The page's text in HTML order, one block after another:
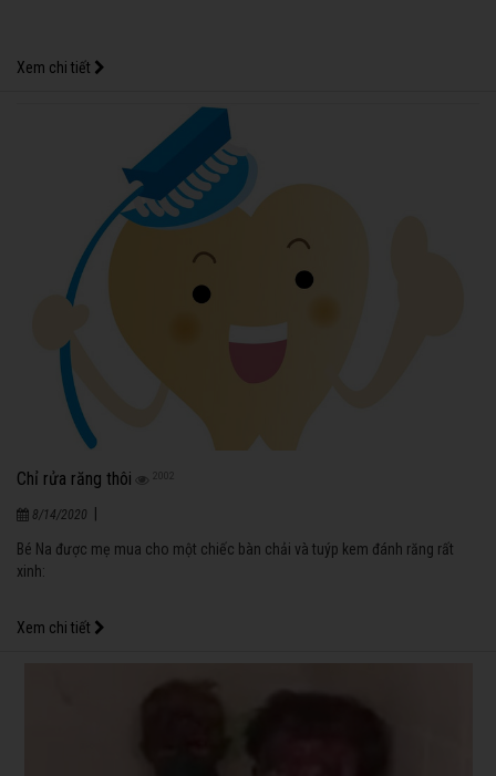
Xem chi tiết
Chỉ rửa răng thôi
8/14/2020
Bé Na được mẹ mua cho một chiếc bàn chải và tuýp kem đánh răng rất
xinh:
Xem chi tiết